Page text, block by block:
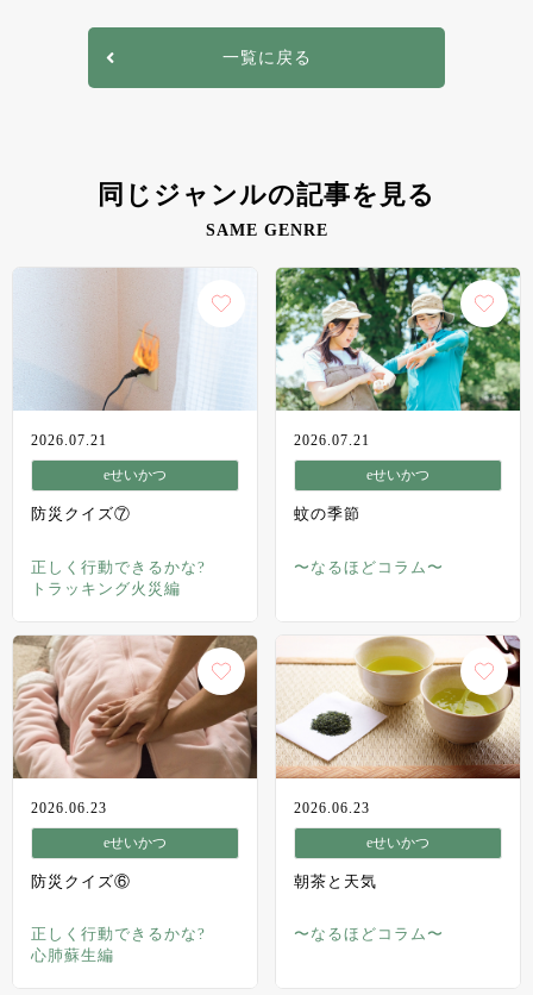
一覧に戻る
同じジャンルの記事を見る
SAME GENRE
2026.07.21
eせいかつ
防災クイズ⑦
正しく行動できるかな?
トラッキング火災編
2026.07.21
eせいかつ
蚊の季節
〜なるほどコラム〜
2026.06.23
eせいかつ
防災クイズ⑥
正しく行動できるかな?
心肺蘇生編
2026.06.23
eせいかつ
朝茶と天気
〜なるほどコラム〜